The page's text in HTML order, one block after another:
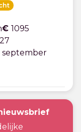
€ 1095
september